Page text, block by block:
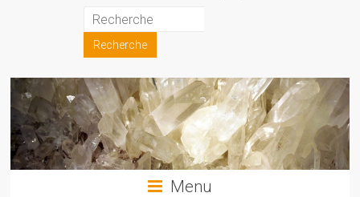
Association
française
pour
l'avancement
des
sciences
Menu